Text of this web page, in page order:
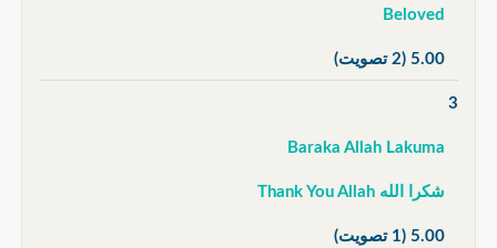
Beloved
5.00 (2 تصويت)
3
Baraka Allah Lakuma
شكرا الله Thank You Allah
5.00 (1 تصويت)